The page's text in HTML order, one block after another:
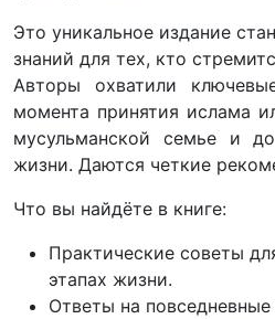
Это уникальное издание
знаний для тех, кто
Авторы охватили
момента принятия ислама
мусульманской семье и
жизни. Даются четкие
Что вы найдёте в книге:
Практические советы
этапах жизни.
Ответы на